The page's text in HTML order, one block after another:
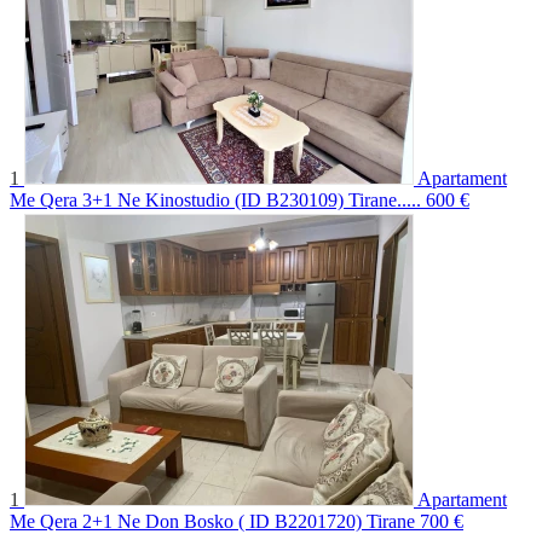
1
Apartament
Me Qera 3+1 Ne Kinostudio (ID B230109) Tirane..... 600 €
1
Apartament
Me Qera 2+1 Ne Don Bosko ( ID B2201720) Tirane 700 €